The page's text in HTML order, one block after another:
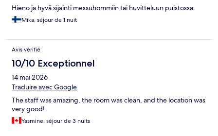
Hieno ja hyvä sijainti messuhommiin tai huvitteluun puistossa.
Mika, séjour de 1 nuit
Avis vérifié
10/10 Exceptionnel
14 mai 2026
Traduire avec Google
The staff was amazing, the room was clean, and the location was
very good!
Yasmine, séjour de 3 nuits